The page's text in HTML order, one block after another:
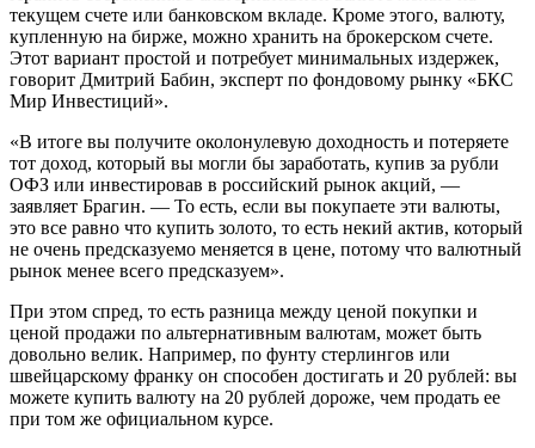
текущем счете или банковском вкладе. Кроме этого, валюту,
купленную на бирже, можно хранить на брокерском счете.
Этот вариант простой и потребует минимальных издержек,
говорит Дмитрий Бабин, эксперт по фондовому рынку «БКС
Мир Инвестиций».
«В итоге вы получите околонулевую доходность и потеряете
тот доход, который вы могли бы заработать, купив за рубли
ОФЗ или инвестировав в российский рынок акций, —
заявляет Брагин. — То есть, если вы покупаете эти валюты,
это все равно что купить золото, то есть некий актив, который
не очень предсказуемо меняется в цене, потому что валютный
рынок менее всего предсказуем».
При этом спред, то есть разница между ценой покупки и
ценой продажи по альтернативным валютам, может быть
довольно велик. Например, по фунту стерлингов или
швейцарскому франку он способен достигать и 20 рублей: вы
можете купить валюту на 20 рублей дороже, чем продать ее
при том же официальном курсе.